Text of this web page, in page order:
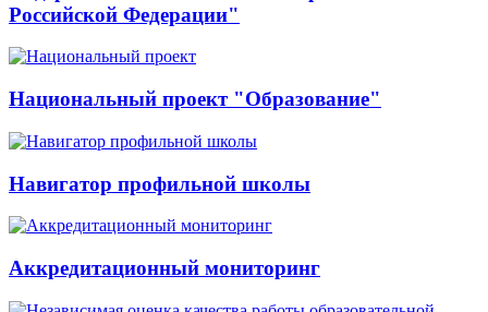
Российской Федерации"
Национальный проект "Образование"
Навигатор профильной школы
Аккредитационный мониторинг